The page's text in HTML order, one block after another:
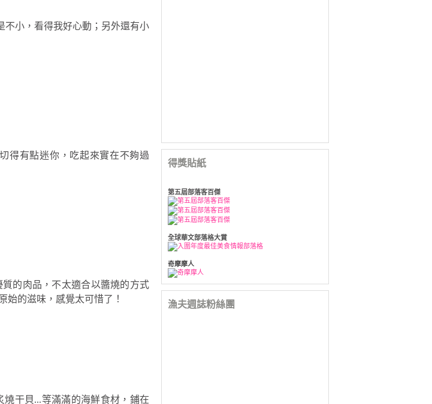
不小，看得我好心動；另外還有小
得有點迷你，吃起來實在不夠過
的肉品，不太適合以醬燒的方式
始的滋味，感覺太可惜了！
干貝...等滿滿的海鮮食材，鋪在
得獎貼紙
第五屆部落客百傑
全球華文部落格大賞
奇摩摩人
漁夫週誌粉絲團